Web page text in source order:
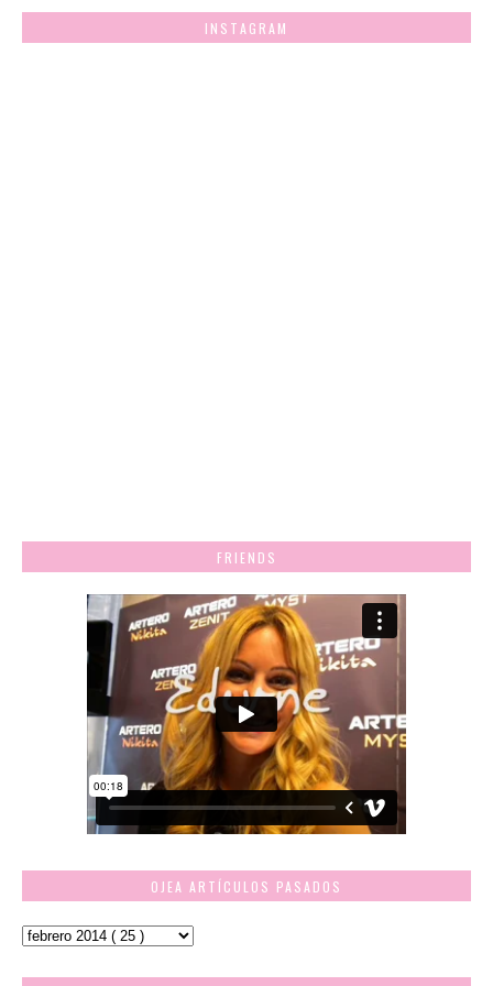
INSTAGRAM
FRIENDS
OJEA ARTÍCULOS PASADOS